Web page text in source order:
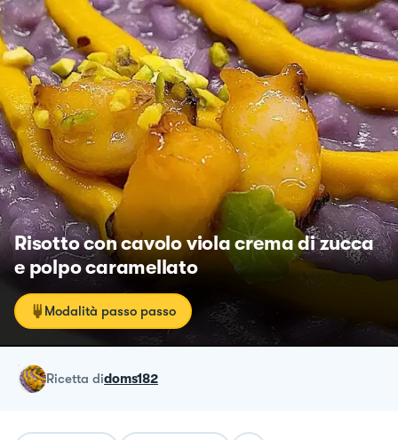
Risotto con cavolo viola crema di zucca
e polpo caramellato
Modalità passo passo
ricetta didoms182